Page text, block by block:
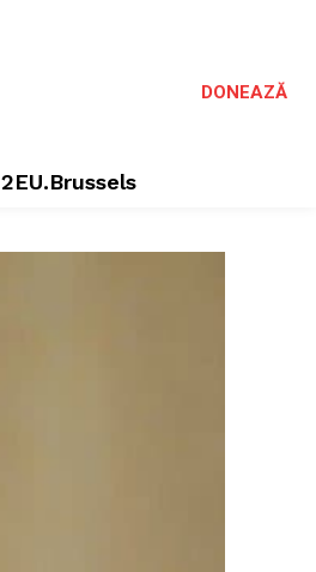
DONEAZĂ
2EU.Brussels